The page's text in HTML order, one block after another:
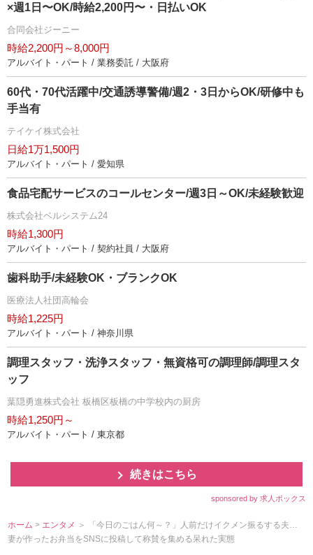
×週1日〜OK/時給2,200円〜・日払いOK
合同会社ジーニー
時給2,200円～8,000円
アルバイト・パート / 業務委託 / 大阪府
60代・70代活躍中/交通誘導警備/週2・3日からOK/研修中も
手当有
テイケイ株式会社
日給1万1,500円
アルバイト・パート / 愛知県
食品宅配サービスのコールセンター/週3日～OK/未経験歓迎
株式会社ベルシステム24
時給1,300円
アルバイト・パート / 契約社員 / 大阪府
歯科助手/未経験OK・ブランクOK
医療法人社団高輪会
時給1,225円
アルバイト・パート / 神奈川県
調理スタッフ・洗浄スタッフ・無資格可の調理師/調理スタ
ッフ
葉隠勇進株式会社 板橋区板橋の中学校内の厨房
時給1,250円～
アルバイト・パート / 東京都
続きはこちら
sponsored by 求人ボックス
ホーム > エンタメ ＞ 「今日のごはん何～？」人前だけイクメン振るする夫…
妻が作ったお弁当をSNSに投稿して称賛を集める呆れた実態